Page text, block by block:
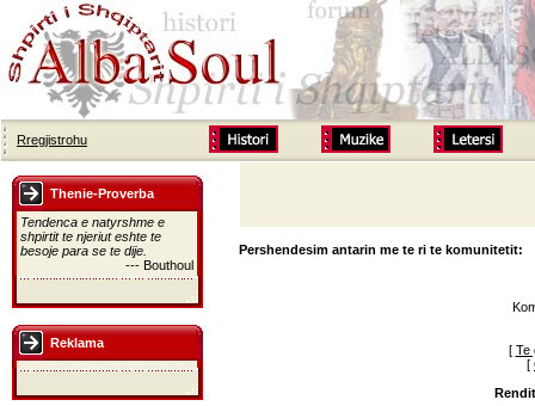
Rregjistrohu
Thenie-Proverba
Tendenca e natyrshme e
shpirtit te njeriut eshte te
besoje para se te dije.
--- Bouthoul
Reklama
Pershendesim antarin me te ri te komunitetit:
[ Te
[